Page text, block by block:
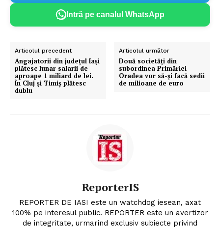
Intră pe canalul WhatsApp
Articolul precedent
Angajatorii din judeţul Iaşi
plătesc lunar salarii de
aproape 1 miliard de lei.
În Cluj şi Timiş plătesc
dublu
Articolul următor
Două societăți din
subordinea Primăriei
Oradea vor să-și facă sedii
de milioane de euro
ReporterIS
REPORTER DE IASI este un watchdog iesean, axat
100% pe interesul public. REPORTER este un avertizor
de integritate, urmarind exclusiv subiecte privind